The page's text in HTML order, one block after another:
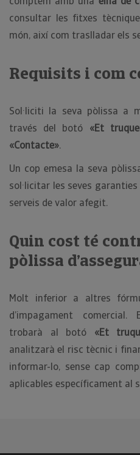
consultar les fitxes
món, així com traslladar els
Requisits i com
Sol·liciti la seva pòlissa a
través del botó «Et
«Contacte».
Un cop emesa la seva
sol·licitar les seves
serveis de valor afegit.
Quin cost té
pòlissa
Molt inferior a altres
d’impagament
trobarà al botó «Et
analitzarà el risc tècnic i
informar-lo, sense cap
aplicables específicament al